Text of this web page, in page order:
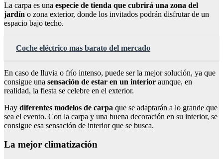
La carpa es una especie de tienda que cubrirá una zona del
jardín o zona exterior, donde los invitados podrán disfrutar de un
espacio bajo techo.
Coche eléctrico mas barato del mercado
En caso de lluvia o frío intenso, puede ser la mejor solución, ya que
consigue una sensación de estar en un interior aunque, en
realidad, la fiesta se celebre en el exterior.
Hay diferentes modelos de carpa que se adaptarán a lo grande que
sea el evento. Con la carpa y una buena decoración en su interior, se
consigue esa sensación de interior que se busca.
La mejor climatización